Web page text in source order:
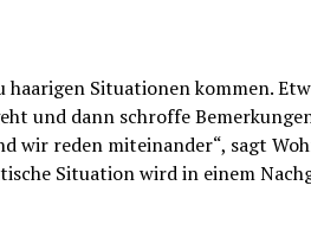
haarigen Situationen kommen.
und dann schroffe
wir reden miteinander“, sagt
Situation wird in einem